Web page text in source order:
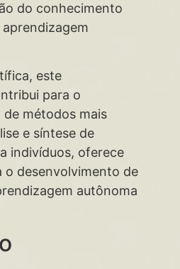
do conhecimento
este
para o
métodos mais
e síntese de
indivíduos, oferece
o desenvolvimento de
autônoma